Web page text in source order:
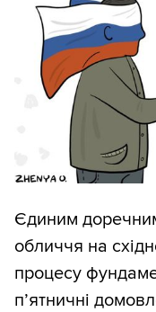
Єдиним
обличчя на
процесу
п’ятничні